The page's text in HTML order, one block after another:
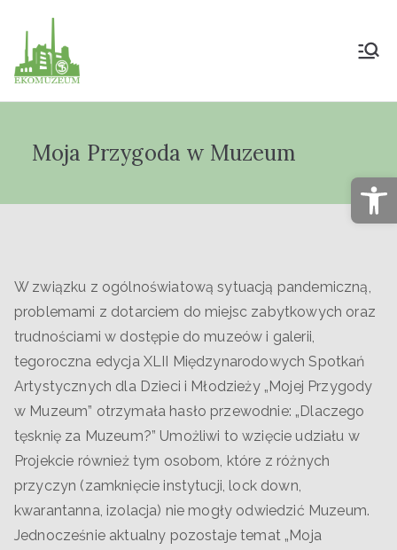
Muzeum Przyrody
"Ekomuzeum" im.
Jana Pazdura
Moja Przygoda w Muzeum
W związku z ogólnoświatową sytuacją pandemiczną,
problemami z dotarciem do miejsc zabytkowych oraz
trudnościami w dostępie do muzeów i galerii,
tegoroczna edycja XLII Międzynarodowych Spotkań
Artystycznych dla Dzieci i Młodzieży „Mojej Przygody
w Muzeum” otrzymała hasło przewodnie: „Dlaczego
tęsknię za Muzeum?” Umożliwi to wzięcie udziału w
Projekcie również tym osobom, które z różnych
przyczyn (zamknięcie instytucji, lock down,
kwarantanna, izolacja) nie mogły odwiedzić Muzeum.
Jednocześnie aktualny pozostaje temat „Moja